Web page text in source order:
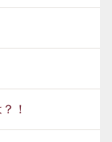
！